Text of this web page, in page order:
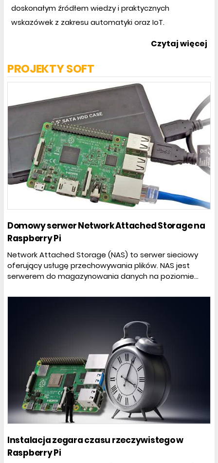
Nie przeocz
Z kraju
doskonałym źródłem wiedzy i praktycznych
wskazówek z zakresu automatyki oraz IoT.
Czytaj więcej
PROJEKTY SOFT
Domowy serwer Network Attached Storage na
Raspberry Pi
Network Attached Storage (NAS) to serwer sieciowy
oferujący usługę przechowywania plików. NAS jest
serwerem do magazynowania danych na poziomie...
Instalacja zegara czasu rzeczywistego w
Raspberry Pi